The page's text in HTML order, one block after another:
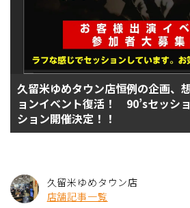
久留米ゆめタウン店恒例の企画、
ョンイベント復活！ 90’sセッシ
ション開催決定！！
久留米ゆめタウン店
店舗記事一覧